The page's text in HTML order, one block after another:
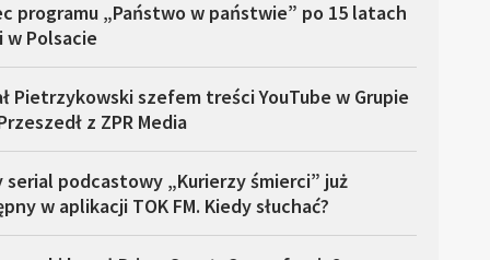
programu „Państwo w państwie” po 15 latach
w Polsacie
Pietrzykowski szefem treści YouTube w Grupie
z ZPR Media
serial podcastowy „Kurierzy śmierci” już
w aplikacji TOK FM. Kiedy słuchać?